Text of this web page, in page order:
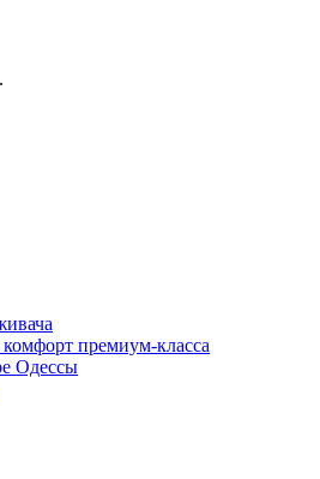
премиум-класса
Одессы